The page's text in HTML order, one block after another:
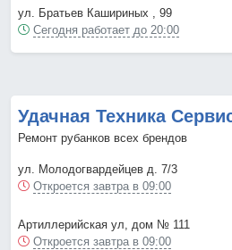
ул. Братьев Кашириных , 99
Сегодня работает до 20:00
Удачная Техника
Ремонт рубанков всех брендов
ул. Молодогвардейцев д. 7/3
Откроется завтра в 09:00
Артиллерийская ул, дом № 111
Откроется завтра в 09:00